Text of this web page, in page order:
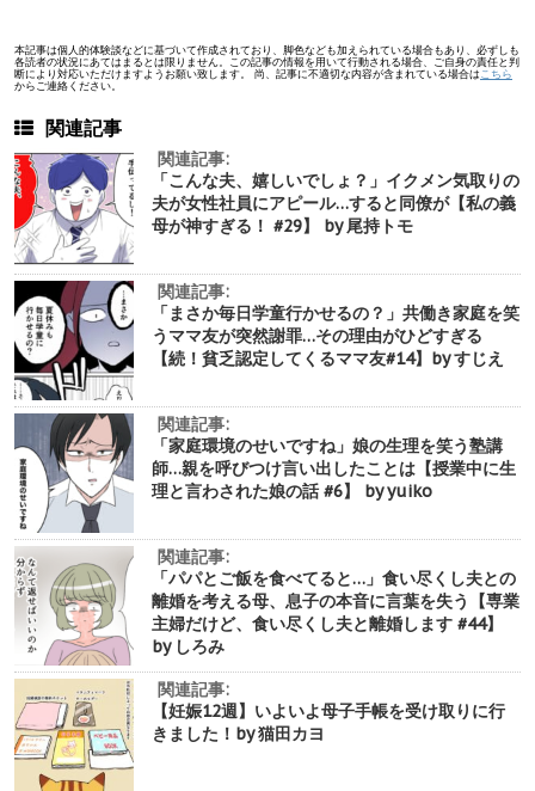
本記事は個人的体験談などに基づいて作成されており、脚色なども加えられている場合もあり、必ずしも
各読者の状況にあてはまるとは限りません。この記事の情報を用いて行動される場合、ご自身の責任と判
断により対応いただけますようお願い致します。 尚、記事に不適切な内容が含まれている場合はこちら
からご連絡ください。
関連記事
関連記事:
「こんな夫、嬉しいでしょ？」イクメン気取りの
夫が女性社員にアピール…すると同僚が【私の義
母が神すぎる！ #29】 by 尾持トモ
関連記事:
「まさか毎日学童行かせるの？」共働き家庭を笑
うママ友が突然謝罪…その理由がひどすぎる
【続！貧乏認定してくるママ友#14】by すじえ
関連記事:
「家庭環境のせいですね」娘の生理を笑う塾講
師…親を呼びつけ言い出したことは【授業中に生
理と言わされた娘の話 #6】 by yuiko
関連記事:
「パパとご飯を食べてると…」食い尽くし夫との
離婚を考える母、息子の本音に言葉を失う【専業
主婦だけど、食い尽くし夫と離婚します #44】
by しろみ
関連記事:
【妊娠12週】いよいよ母子手帳を受け取りに行
きました！by 猫田カヨ